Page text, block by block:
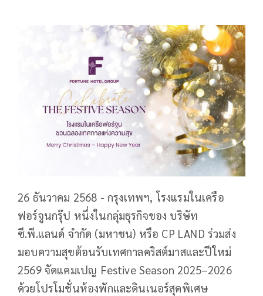
26 ธันวาคม 2568 - กรุงเทพฯ, โรงแรมในเครือ
ฟอร์จูนกรุ๊ป หนึ่งในกลุ่มธุรกิจของ บริษัท
ซี.พี.แลนด์ จำกัด (มหาชน) หรือ CP LAND ร่วมส่ง
มอบความสุขต้อนรับเทศกาลคริสต์มาสและปีใหม่
2569 จัดแคมเปญ Festive Season 2025–2026
ด้วยโปรโมชั่นห้องพักและดินเนอร์สุดพิเศษ